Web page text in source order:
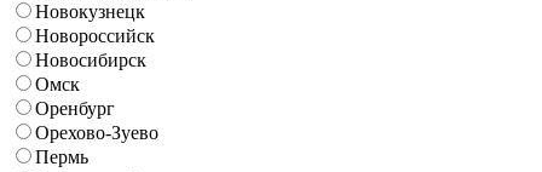
Новокузнецк
Новороссийск
Новосибирск
Омск
Оренбург
Орехово-Зуево
Пермь